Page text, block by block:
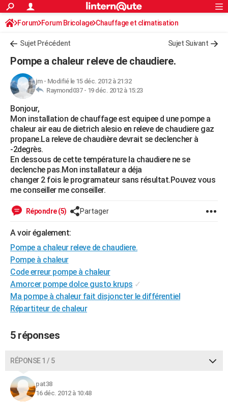
ACTUALITÉS
Politique
Société
Faits Divers
Education
Monde
Villes
+
FINANCE
Retraite
Impôts
Epargne
Immobilier
Risques naturels par ville
Banque
Assurance
Crédit
AUTO
Essais
Réserver un essai
Citadines
Berlines
SUV
Forum auto
+HIGH-TECH
Mobiles
Meilleur smartphone
Internet
Ordinateurs
Jeux vidéo
Guide high-tech
+BRICOLAGE
Forum
Aménagement intérieur
Extérieur
Cuisine
Salle de bains
Jardinage
Rangement
WEEK-END
Guides de France
Escapades
Patrimoine
Expositions
Musées
Week-end nature
LIFESTYLE
Alimentation
Guide de la santé
Maladies
Médicaments
Sommeil
Destinations
City break
Voyage nature
Voyage de noces
Forum
Climat
+
GUIDES D'ACHAT
BONS PLANS
CARTE DE VOEUX
Dictionnaire
Biographies
Citations
Expressions
Proverbes
PROGRAMME TV
COPAINS D'AVANT
S'inscrire
Se connecter
Lycées
Collèges
Primaires
Universités
Entreprises
Service militaire
Avis de recherche
AVIS DE DÉCÈS
Rechercher
S'inscrire
Connexion
Forum Forum Bricolage Chauffage et climatisation
Sujet Précédent Sujet Suivant
Pompe a chaleur releve de chaudiere.
jm- Modifié le 15 déc. 2012 à 21:32
Raymond037 - 19 déc. 2012 à 15:23
Bonjour,
Mon installation de chauffage est equipee d une pompe a
chaleur air eau de dietrich alesio en releve de chaudiere gaz
propane.La releve de chaudière devrait se declencher à
-2degrès.
En dessous de cette température la chaudiere ne se
declenche pas.Mon installateur a déja
changer 2 fois le programateur sans résultat.Pouvez vous
me conseiller me conseiller.
Répondre (5) Partager
A voir également:
Pompe a chaleur releve de chaudiere.
Pompe à chaleur
Code erreur pompe à chaleur
Amorcer pompe dolce gusto krups ✓
Ma pompe à chaleur fait disjoncter le différentiel
Répartiteur de chaleur
5 réponses
RÉPONSE 1 / 5
pat38
16 déc. 2012 à 10:48